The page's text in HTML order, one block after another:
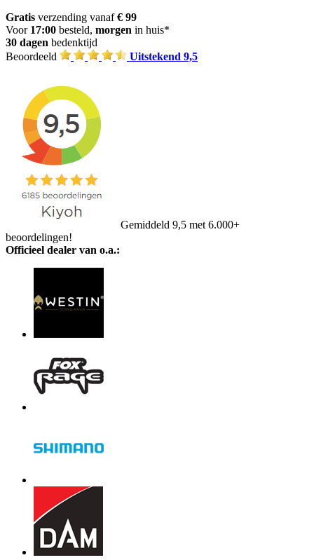
Gratis verzending vanaf€ 99
Voor 17:00 besteld, morgen in huis*
30 dagen bedenktijd
Beoordeeld
Uitstekend 9,5
Gemiddeld 9,5 met 6.000+
beoordelingen!
Officieel dealer van o.a.: